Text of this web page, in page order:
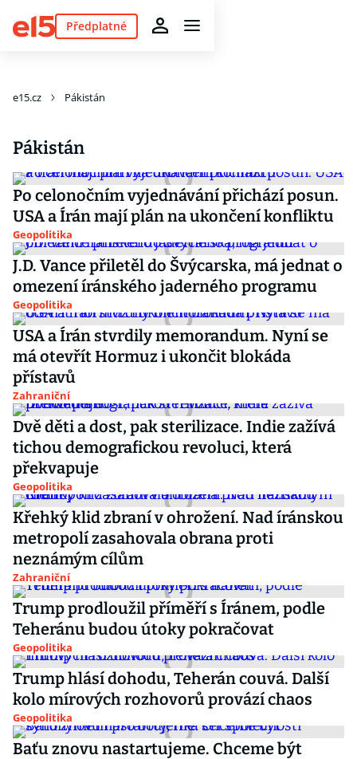
Předplatné
e15.cz Pákistán
Pákistán
Po celonočním vyjednávání přichází posun.
USA a Írán mají plán na ukončení konfliktu
Geopolitika
J.D. Vance přiletěl do Švýcarska, má jednat o
omezení íránského jaderného programu
Geopolitika
USA a Írán stvrdily memorandum. Nyní se
má otevřít Hormuz i ukončit blokáda
přístavů
Zahraniční
Dvě děti a dost, pak sterilizace. Indie zažívá
tichou demografickou revoluci, která
překvapuje
Geopolitika
Křehký klid zbraní v ohrožení. Nad íránskou
metropolí zasahovala obrana proti
neznámým cílům
Zahraniční
Trump prodloužil příměří s Íránem, podle
Teheránu budou útoky pokračovat
Geopolitika
Trump hlásí dohodu, Teherán couvá. Další
kolo mírových rozhovorů provází chaos
Geopolitika
Baťu znovu nastartujeme. Chceme být